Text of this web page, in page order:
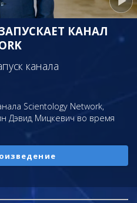
КАНАЛ
канала
Scientology Network,
Дэвид Мицкевич во время